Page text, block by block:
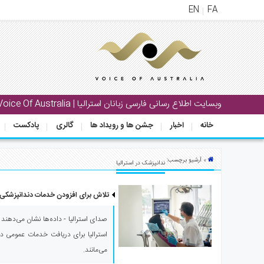
FA
EN
وبسایت اطلاع رسانی فارسی زبانان استرالیا | Voice Of Australia
خانه اخبار جشن ها و رویداد ها گالری پادکست
منوی
اصلی
خانه
ها
» آرشیو برچسب:ندانپزشک در استرالیا
تلاش برای افزودن خدمات
صدای استرالیا - داده‌ها نشان می‌دهند
استرالیا برای دریافت خدمات
می‌مانند.